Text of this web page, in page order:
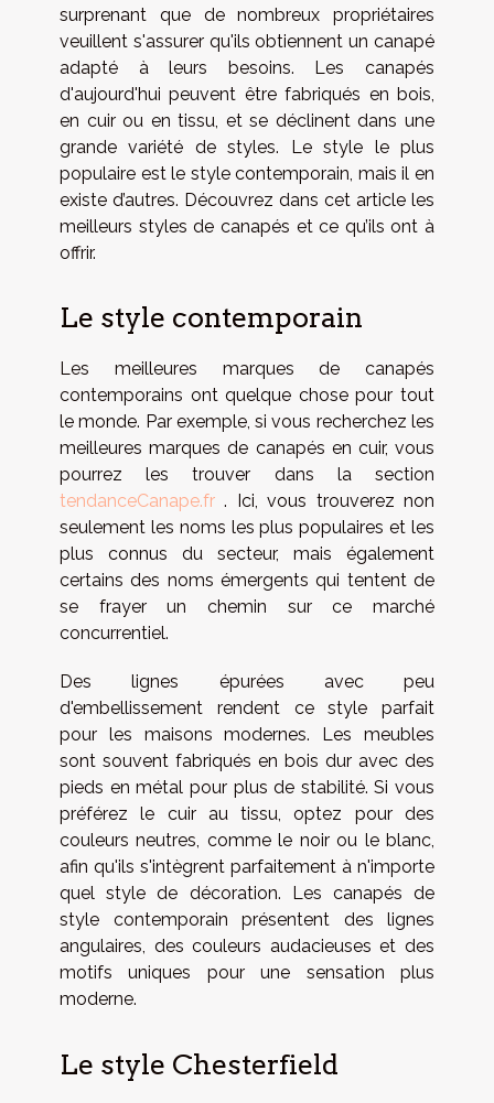
surprenant que de nombreux propriétaires
veuillent s'assurer qu'ils obtiennent un canapé
adapté à leurs besoins. Les canapés
d'aujourd'hui peuvent être fabriqués en bois,
en cuir ou en tissu, et se déclinent dans une
grande variété de styles. Le style le plus
populaire est le style contemporain, mais il en
existe d’autres. Découvrez dans cet article les
meilleurs styles de canapés et ce qu’ils ont à
offrir.
Le style contemporain
Les meilleures marques de canapés
contemporains ont quelque chose pour tout
le monde. Par exemple, si vous recherchez les
meilleures marques de canapés en cuir, vous
pourrez les trouver dans la section
tendanceCanape.fr . Ici, vous trouverez non
seulement les noms les plus populaires et les
plus connus du secteur, mais également
certains des noms émergents qui tentent de
se frayer un chemin sur ce marché
concurrentiel.
Des lignes épurées avec peu
d'embellissement rendent ce style parfait
pour les maisons modernes. Les meubles
sont souvent fabriqués en bois dur avec des
pieds en métal pour plus de stabilité. Si vous
préférez le cuir au tissu, optez pour des
couleurs neutres, comme le noir ou le blanc,
afin qu'ils s'intègrent parfaitement à n'importe
quel style de décoration. Les canapés de
style contemporain présentent des lignes
angulaires, des couleurs audacieuses et des
motifs uniques pour une sensation plus
moderne.
Le style Chesterfield